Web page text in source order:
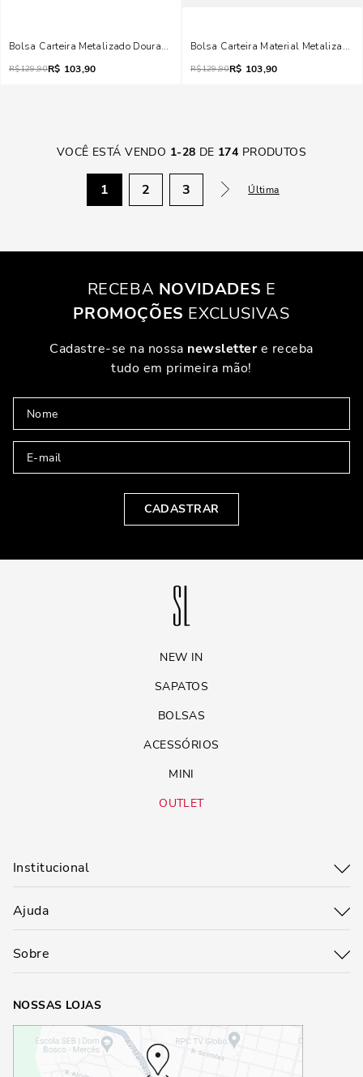
Bolsa Carteira Metalizado Dourada Alça De Ombro
R$129,90R$ 103,90
Bolsa Carteira Material Metalizado
R$129,90R$ 103,90
VOCÊ ESTÁ VENDO 1-28 DE 174 PRODUTOS
1 2 3 Última
RECEBA NOVIDADES E
PROMOÇÕES EXCLUSIVAS
Cadastre-se na nossa newslettere receba
tudo em primeira mão!
CADASTRAR
NEW IN
SAPATOS
BOLSAS
ACESSÓRIOS
MINI
OUTLET
Institucional
Ajuda
Sobre
NOSSAS LOJAS